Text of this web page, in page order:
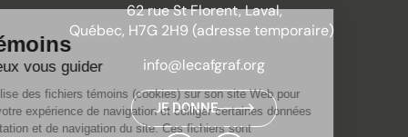
62 rue St Florent, Laval,
Québec, H7G 2H9 (adresse temporaire)
info@lecafgraf.org
JE DONNE